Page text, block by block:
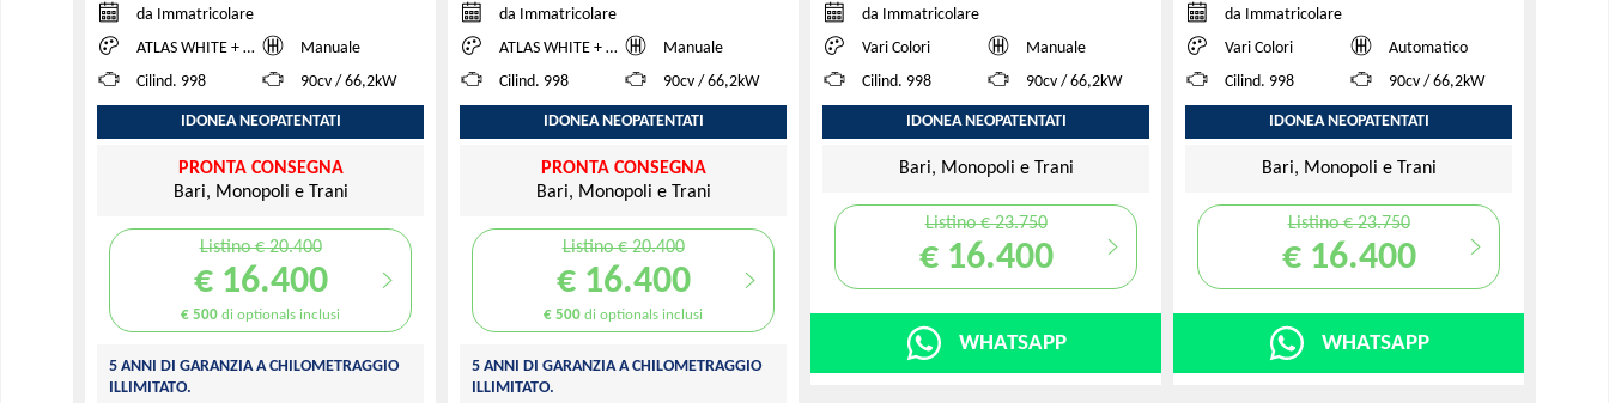
da Immatricolare
ATLAS WHITE + BLACK ROOF
Manuale
Cilind. 998
90cv / 66,2kW
IDONEA NEOPATENTATI
PRONTA CONSEGNA
Bari, Monopoli e Trani
Listino € 20.400
€ 16.400
€ 500 di optionals inclusi
5 ANNI DI GARANZIA A CHILOMETRAGGIO
ILLIMITATO.
da Immatricolare
ATLAS WHITE + BLACK ROOF
Manuale
Cilind. 998
90cv / 66,2kW
IDONEA NEOPATENTATI
PRONTA CONSEGNA
Bari, Monopoli e Trani
Listino € 20.400
€ 16.400
€ 500 di optionals inclusi
5 ANNI DI GARANZIA A CHILOMETRAGGIO
ILLIMITATO.
da Immatricolare
Vari Colori
Manuale
Cilind. 998
90cv / 66,2kW
IDONEA NEOPATENTATI
Bari, Monopoli e Trani
Listino € 23.750
€ 16.400
WHATSAPP
da Immatricolare
Vari Colori
Automatico
Cilind. 998
90cv / 66,2kW
IDONEA NEOPATENTATI
Bari, Monopoli e Trani
Listino € 23.750
€ 16.400
WHATSAPP